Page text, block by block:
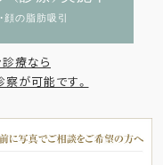
顔の脂肪吸引
療なら
が可能です。